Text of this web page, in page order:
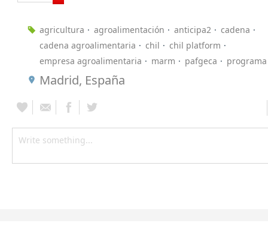
agricultura agroalimentación anticipa2
cadena
cadena agroalimentaria
chil
chil platform
empresa agroalimentaria
marm pafgeca programa
Madrid, España